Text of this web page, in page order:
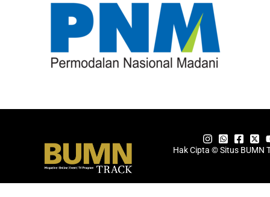
Hak Cipta © Situs BUMN